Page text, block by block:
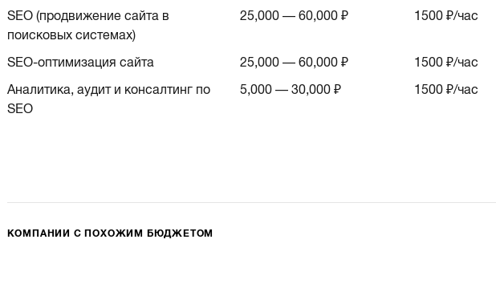
SEO (продвижение сайта в
поисковых системах)
25,000 — 60,000 ₽ 1500 ₽/час
SEO-оптимизация сайта 25,000 — 60,000 ₽ 1500 ₽/час
Аналитика, аудит и консалтинг по
SEO
5,000 — 30,000 ₽ 1500 ₽/час
КОМПАНИИ С ПОХОЖИМ БЮДЖЕТОМ